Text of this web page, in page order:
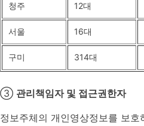
청주 12대
서울 16대
구미 314대
③ 관리책임자 및 접근권한자
정보주체의 개인영상정보를 보